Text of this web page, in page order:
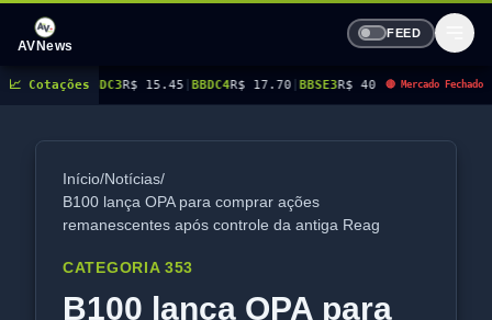
AVNews
FEED
📈 Cotações
R$ 15.45| BBDC4R$ 17.70 |BBSE3R$ 40.96 |BEES3R$ 8.77 |BEES4 R$
🔴 Mercado Fechado
Início/Notícias/
B100 lança OPA para comprar ações
remanescentes após controle da antiga Reag
CATEGORIA 353
B100 lança OPA para